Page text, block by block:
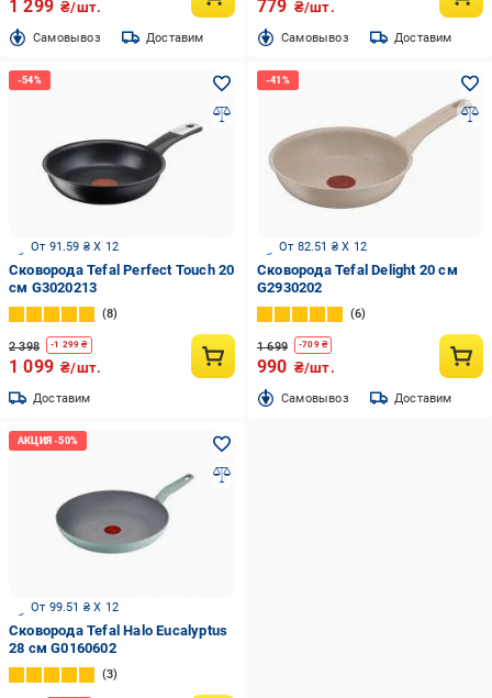
1 299 ₴/шт.
Cамовывоз Доставим
779 ₴/шт.
Cамовывоз Доставим
От 91.59 ₴ X 12
Сковорода Tefal Perfect Touch 20
см G3020213
8
2 398 -1 299 ₴
1 099 ₴/шт.
Доставим
От 82.51 ₴ X 12
Сковорода Tefal Delight 20 см
G2930202
6
1 699 -709₴
990 ₴/шт.
Cамовывоз Доставим
От 99.51 ₴ X 12
Сковорода Tefal Halo Eucalyptus
28 см G0160602
3